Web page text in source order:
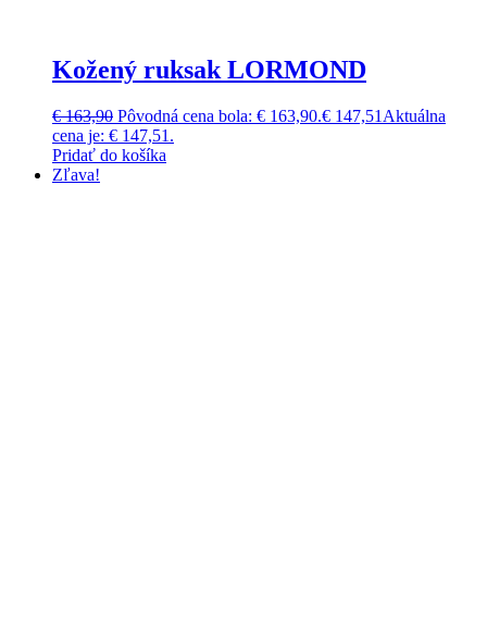
Kožený ruksak LORMOND
€163,90 Pôvodná cena bola: € 163,90.€ 147,51 Aktuálna
cena je: € 147,51.
Pridať do košíka
Zľava!